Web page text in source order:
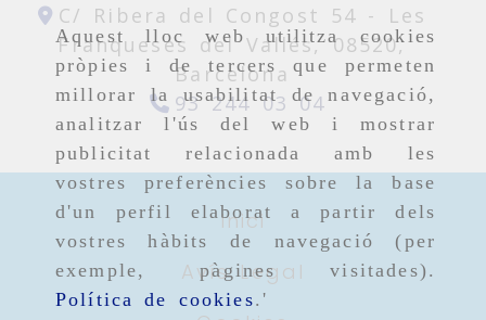
Aquest lloc web utilitza cookies
pròpies i de tercers que permeten
millorar la usabilitat de navegació,
analitzar l'ús del web i mostrar
publicitat relacionada amb les
vostres preferències sobre la base
d'un perfil elaborat a partir dels
vostres hàbits de navegació (per
exemple, pàgines visitades).
Política de cookies.'
C/ Ribera del Congost 54 -
Les
Franqueses del Vallés,08520,
Barcelona
93 244 03 04
Inici
Avís Legal